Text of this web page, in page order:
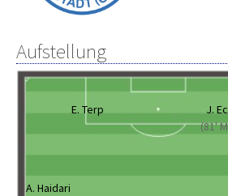
Aufstellung
E. Terp
J.
(81'
A. Haidari